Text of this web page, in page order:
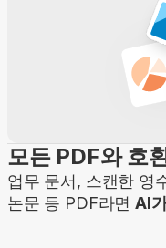
모든 PDF와 호
업무 문서, 스캔한 영
논문 등 PDF라면AI